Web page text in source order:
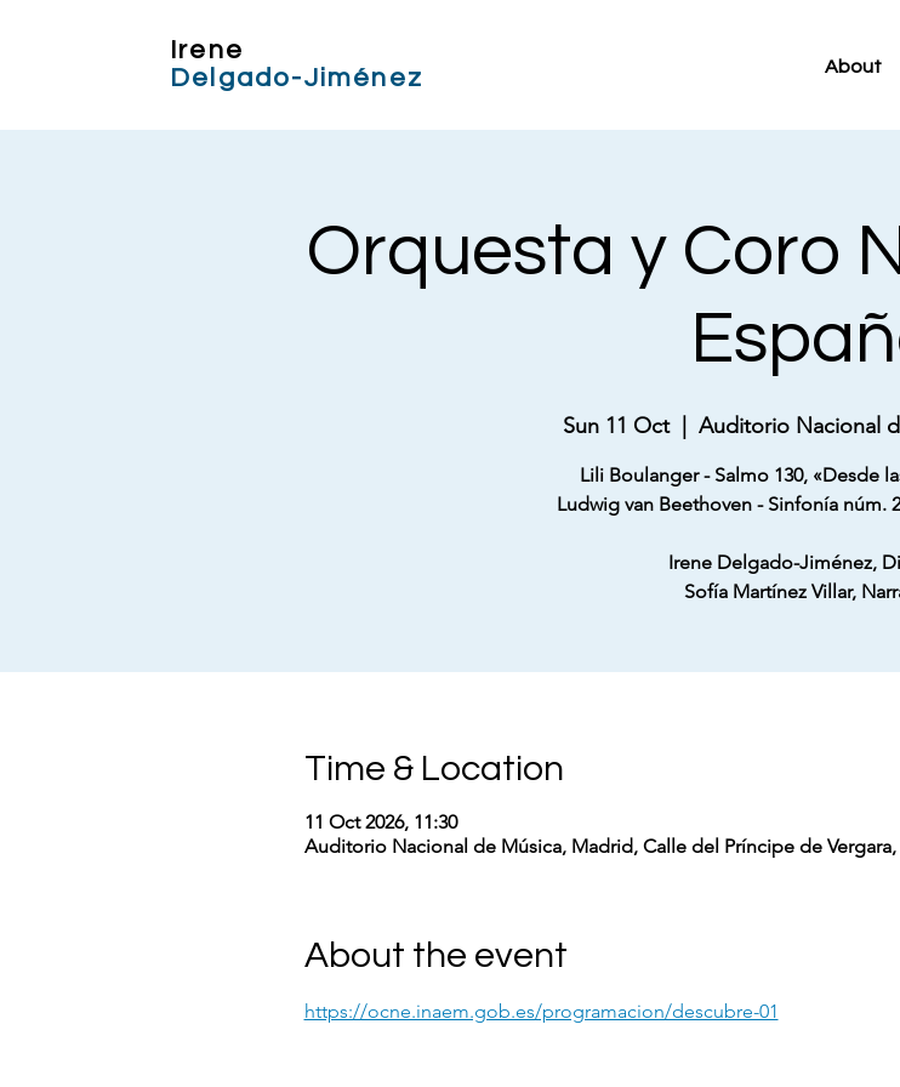
Irene
Delgado-Jiménez
About
Orquesta y Coro
Sun 11 Oct
  |
Auditorio Nacional
Lili Boulanger - Salmo 130, «Desde
Ludwig van Beethoven - Sinfonía núm.
Irene Delgado-Jiménez,
Sofía Martínez Villar,
Time & Location
11 Oct 2026, 11:30
Auditorio Nacional de Música, Madrid, Calle del Príncipe de Vergara,
About the event
https://ocne.inaem.gob.es/programacion/descubre-01